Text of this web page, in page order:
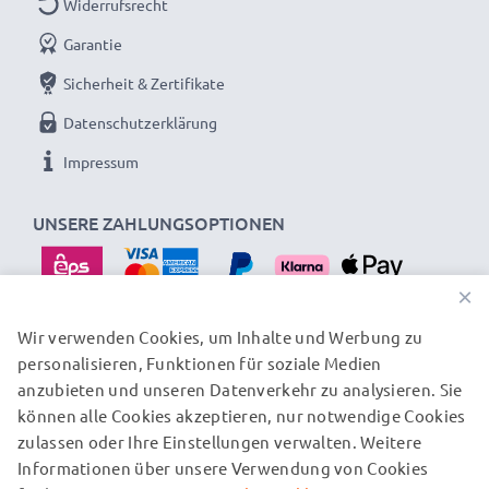
✔ Zertifizierte Sicherheit - Kurzschluss-,
Überhitzungs- und Überspannungsschutz
✔ Geeignet für Minusgrade und hohe Temperaturen -
✔ Regelmäßige, umfassende Tests - Jede der
verbauten Zellen wird vor dem Einbau getestet
Gerne genutzt als Austausch- oder Reserveakku für
Spiegelreflex, Systemkamera, Videokamera oder
★ 3 Jahre Garantie auf Kamera-Akkus für Canon
Video-Camcorder und Fotokamera
Als internationaler Fachhändler seit 2004 wissen wir,
UNSERE ZAHLUNGSOPTIONEN
Widerrufsrecht
Garantie
Sicherheit & Zertifikate
Datenschutzerklärung
Impressum
UNSERE VERSANDPARTNER
© subtel.at 2026
Alle Preise verstehen sich inklusive Mehrwertsteuer und
×
Wir verwenden Cookies, um Inhalte und Werbung zu
personalisieren, Funktionen für soziale Medien
anzubieten und unseren Datenverkehr zu analysieren. Sie
können alle Cookies akzeptieren, nur notwendige Cookies
zulassen oder Ihre Einstellungen verwalten. Weitere
Informationen über unsere Verwendung von Cookies